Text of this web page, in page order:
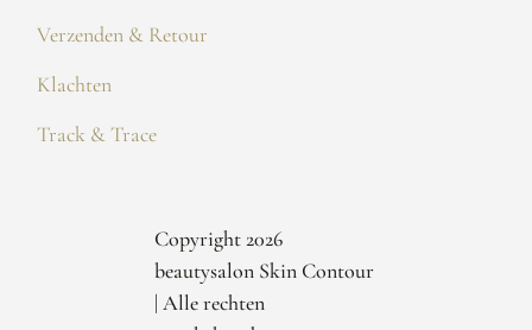
Verzenden & Retour
Klachten
Track & Trace
Copyright 2026
beautysalon Skin Contour
| Alle rechten